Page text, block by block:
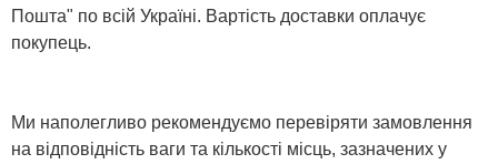
Пошта" по всій Україні. Вартість доставки оплачує
покупець.
Ми наполегливо рекомендуємо перевіряти замовлення
на відповідність ваги та кількості місць, зазначених у